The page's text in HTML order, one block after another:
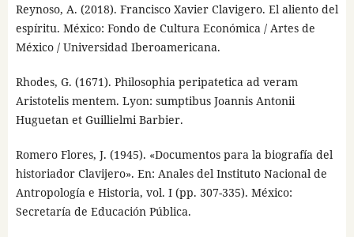
Reynoso, A. (2018). Francisco Xavier Clavigero. El aliento del
espíritu. México: Fondo de Cultura Económica / Artes de
México / Universidad Iberoamericana.
Rhodes, G. (1671). Philosophia peripatetica ad veram
Aristotelis mentem. Lyon: sumptibus Joannis Antonii
Huguetan et Guillielmi Barbier.
Romero Flores, J. (1945). «Documentos para la biografía del
historiador Clavijero». En: Anales del Instituto Nacional de
Antropología e Historia, vol. I (pp. 307-335). México:
Secretaría de Educación Pública.